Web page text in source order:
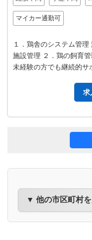
マイカー通勤可
１．鶏舎のシステム管
施設管理 ２．鶏の飼育
未経験の方でも継続的サ
求
▼ 他の市区町村